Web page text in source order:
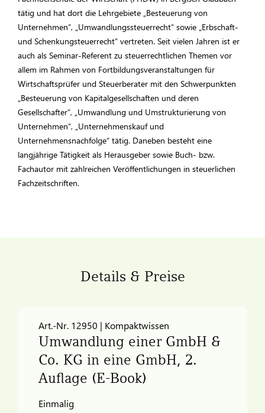
tätig und hat dort die Lehrgebiete „Besteuerung von
Unternehmen“, „Umwandlungssteuerrecht“ sowie „Erbschaft-
und Schenkungsteuerrecht“ vertreten. Seit vielen Jahren ist er
auch als Seminar-Referent zu steuerrechtlichen Themen vor
allem im Rahmen von Fortbildungsveranstaltungen für
Wirtschaftsprüfer und Steuerberater mit den Schwerpunkten
„Besteuerung von Kapitalgesellschaften und deren
Gesellschafter“, „Umwandlung und Umstrukturierung von
Unternehmen“, „Unternehmenskauf und
Unternehmensnachfolge“ tätig. Daneben besteht eine
langjährige Tätigkeit als Herausgeber sowie Buch- bzw.
Fachautor mit zahlreichen Veröffentlichungen in steuerlichen
Fachzeitschriften.
Details & Preise
Art.-Nr. 12950 | Kompaktwissen
Umwandlung einer GmbH &
Co. KG in eine GmbH, 2.
Auflage (E-Book)
Einmalig